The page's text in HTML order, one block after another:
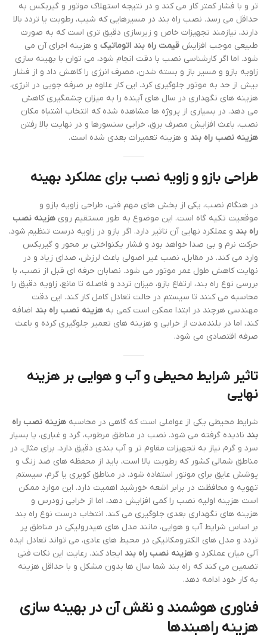
تر و با فشار کمتر کار می کند و در نتیجه استهلاک موتور و گیربکس به
حداقل می رسد. نصب راه بند در مسیرهایی که شیب، رطوبت یا تردد بالا
دارند، نیازمند تجهیزات خاص و زیرسازی دقیق تری است که به صورت
طبیعی موجب افزایش قیمت راه بند اتوماتیک و هزینه اجرای آن می
شود. اما اگر کارشناسی نصب با دقت انجام شود، می توان با بهینه سازی
زاویه بازو و مسیر باز و بسته شدن، مصرف انرژی را کاهش داد و از فشار
بیش از حد به موتور جلوگیری کرد. این کار علاوه بر صرفه جویی در انرژی،
هزینه های نگهداری در سال های آینده را به میزان چشمگیری کاهش
می دهد. در بسیاری از پروژه ها مشاهده شده که انتخاب اشتباه مکان
نصب، باعث افزایش مصرف برق، خرابی سنسورها و در نهایت بالا رفتن
هزینه نصب راه بند و هزینه تعمیرات بعدی شده است.
طراحی بازو و زاویه نصب برای عملکرد بهینه
در هنگام نصب، یکی از بخش های مهم فنی، طراحی زاویه بازو و
موقعیت تکیه گاه است. این موضوع به طور مستقیم روی هزینه نصب
راه بند و عملکرد نهایی آن تاثیر دارد. اگر بازو در زاویه درست تنظیم شود،
حرکت نرم و بی صدا خواهد بود و فشار یکنواختی بر محور و گیربکس
وارد می کند. در مقابل، نصب غیر اصولی باعث لرزش، صدای زیاد و در
نهایت کاهش طول عمر موتور می شود. نصابان حرفه ای قبل از نصب، با
بررسی نوع راه بند، ارتفاع بازو، میزان تردد و فاصله تا مانع، زاویه دقیق را
محاسبه می کنند تا سیستم در حالت تعادل کامل کار کند. این دقت
مهندسی هرچند در ابتدا ممکن است کمی به هزینه نصب راه بند اضافه
کند، اما در بلندمدت از خرابی و هزینه های تعمیر جلوگیری کرده و باعث
صرفه اقتصادی می شود.
تاثیر شرایط محیطی و آب و هوایی بر هزینه
نهایی
شرایط محیطی یکی از عواملی است که گاهی در محاسبه هزینه نصب راه
بند نادیده گرفته می شود. نصب در مناطق مرطوب، گرد و غباری، یا بسیار
سرد و گرم نیاز به تجهیزات مقاوم تر و آب بندی دقیق دارد. برای مثال، در
مناطق شمالی کشور که رطوبت بالا است، باید از محفظه های ضد زنگ و
پوشش عایق برای موتور استفاده شود. در مناطق کویری یا گرم، سیستم
تهویه و محافظت در برابر اشعه خورشید اهمیت دارد. این موارد ممکن
است هزینه اولیه نصب را کمی افزایش دهد، اما از خرابی زودرس و
هزینه های نگهداری بعدی جلوگیری می کند. انتخاب درست نوع راه بند
بر اساس شرایط آب و هوایی، مانند مدل های هیدرولیکی در مناطق پر
تردد و مدل های الکترومکانیکی در محیط های عادی، می تواند تعادل ایده
آلی میان عملکرد و هزینه نصب راه بند ایجاد کند. رعایت این نکات فنی
تضمین می کند که راه بند شما سال ها بدون مشکل و با حداقل هزینه
به کار خود ادامه دهد.
فناوری هوشمند و نقش آن در بهینه سازی
هزینه راهبندها